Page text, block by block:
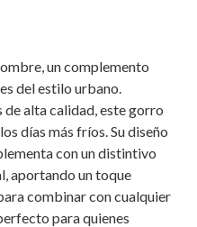
un complemento
del estilo urbano.
alta calidad, este gorro
días más fríos. Su diseño
con un distintivo
aportando un toque
combinar con cualquier
para quienes